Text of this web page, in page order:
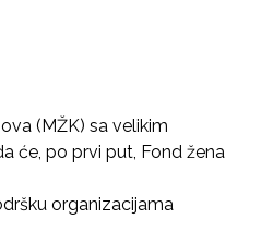
(MŽK) sa velikim
će, po prvi put, Fond žena
organizacijama